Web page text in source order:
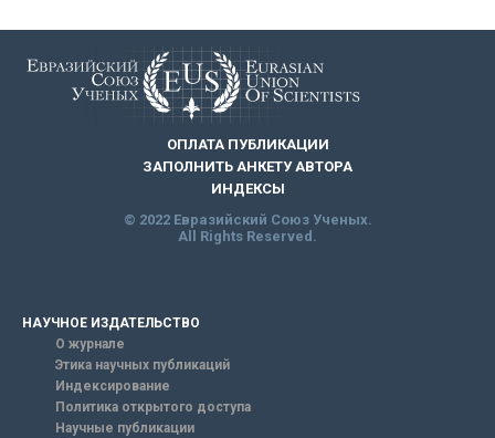
ОПЛАТА ПУБЛИКАЦИИ
ЗАПОЛНИТЬ АНКЕТУ АВТОРА
ИНДЕКСЫ
© 2022 Евразийский Союз Ученых.
All Rights Reserved.
НАУЧНОЕ ИЗДАТЕЛЬСТВО
О журнале
Этика научных публикаций
Индексирование
Политика открытого доступа
Научные публикации